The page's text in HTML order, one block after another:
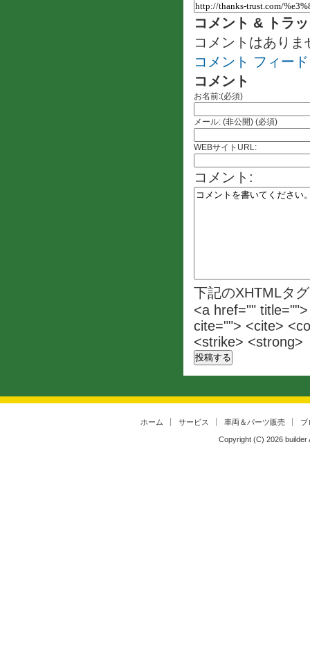
コメント & トラ
コメントはありま
コメント フィード
コメント
お名前:(必須)
メール: (非公開) (必須)
WEBサイトURL:
コメント:
下記のXHTMLタ
<a href=""
cite=""> <cite>
<strike> <strong>
ホーム サービス 車両＆パーツ販売 ブ
Copyright (C) 2026 builder